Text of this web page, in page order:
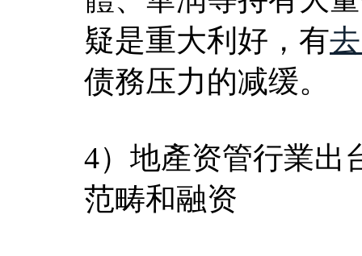
疑是重大利好，有
债務压力的减缓。
4）地產资管行業出
范畴和融资